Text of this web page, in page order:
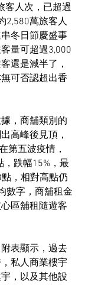
客人次，已超過
2,580萬旅客人
冬日節慶盛事
量可超過3,000
還是減半了，
可否認超出香
，商舖類別的
高峰後見頂，
第五波疫情，
，跌幅15%，最
，相對高點仍
數字，商舖租金
區舖租隨遊客
表顯示，過去
私人商業樓宇
，以及其他設